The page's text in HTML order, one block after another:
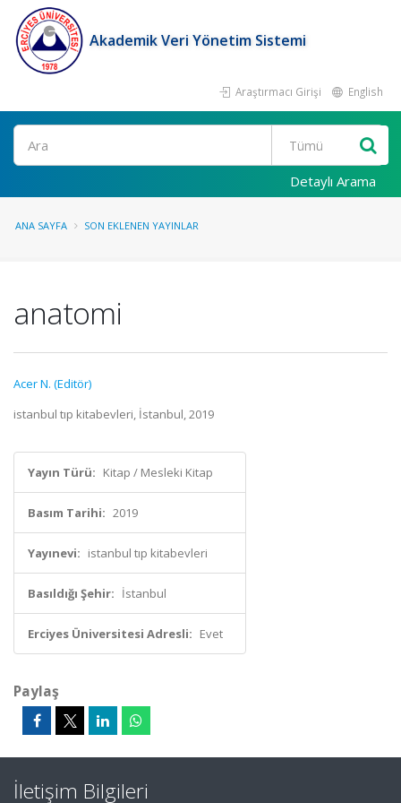
Akademik Veri Yönetim Sistemi
Araştırmacı Girişi English
Ara
Detaylı Arama
ANA SAYFA SON EKLENEN YAYINLAR
anatomi
Acer N. (Editör)
istanbul tıp kitabevleri, İstanbul, 2019
Yayın Türü: Kitap / Mesleki Kitap
Basım Tarihi: 2019
Yayınevi: istanbul tıp kitabevleri
Basıldığı Şehir: İstanbul
Erciyes Üniversitesi Adresli: Evet
Paylaş
İletişim Bilgileri